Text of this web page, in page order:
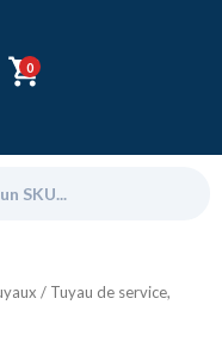
0
/ Tuyau de service,